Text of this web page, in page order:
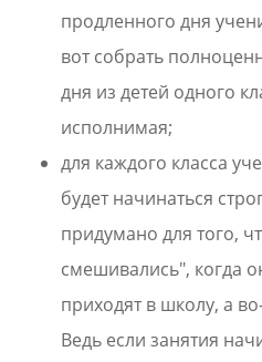
продленного дня
вот собрать
дня из детей одного
исполнимая;
для каждого класса
будет начинаться
придумано для того,
смешивались", когда
приходят в школу, а
Ведь если занятия